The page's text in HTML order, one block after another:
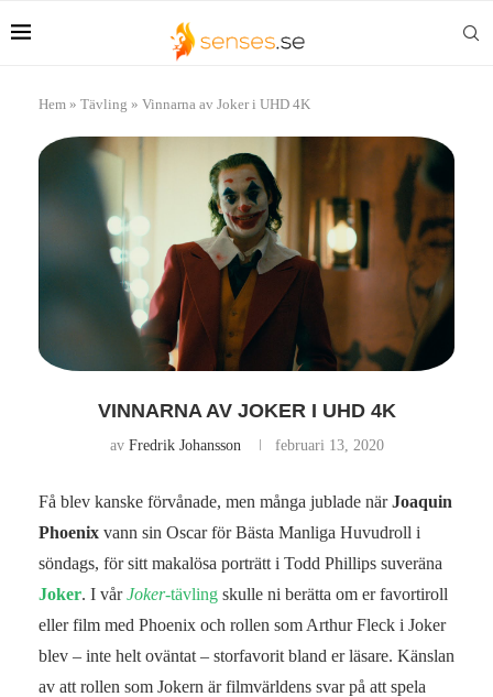
Hem » Tävling » Vinnarna av Joker i UHD 4K
VINNARNA AV JOKER I UHD 4K
av Fredrik Johansson februari 13, 2020
Få blev kanske förvånade, men många jublade närJoaquin
Phoenix vann sin Oscar för Bästa Manliga Huvudroll i
söndags, för sitt makalösa porträtt i Todd Phillips suveräna
Joker. I vårJoker-tävling skulle ni berätta om er favortiroll
eller film med Phoenix och rollen som Arthur Fleck i Joker
blev – inte helt oväntat – storfavorit bland er läsare. Känslan
av att rollen som Jokern är filmvärldens svar på att spela